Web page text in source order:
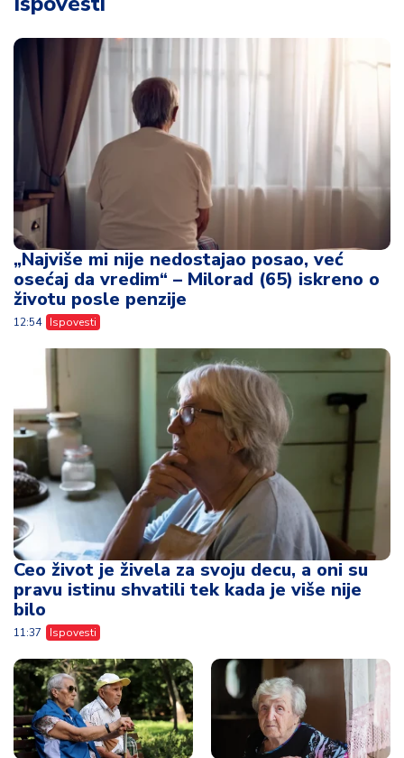
„Najviše mi nije nedostajao posao, već
osećaj da vredim“ – Milorad (65) iskreno o
životu posle penzije
12:54 Ispovesti
Ceo život je živela za svoju decu, a oni su
pravu istinu shvatili tek kada je više nije
bilo
11:37 Ispovesti